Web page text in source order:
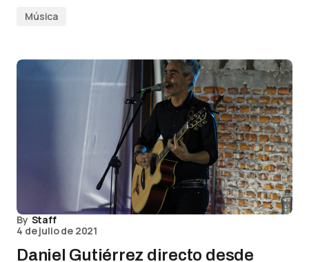
Música
By Staff
4 de julio de 2021
Daniel Gutiérrez directo desde